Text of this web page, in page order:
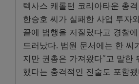
텍사스 캐롤턴 코리아타운 총
한승호 씨가 실패한 사업 투자
끝에 범행을 저질렀다고 경찰
드러났다. 법원 문서에는 한 씨
지만 권총은 가져왔다”고 말한
했다는 충격적인 진술도 포함